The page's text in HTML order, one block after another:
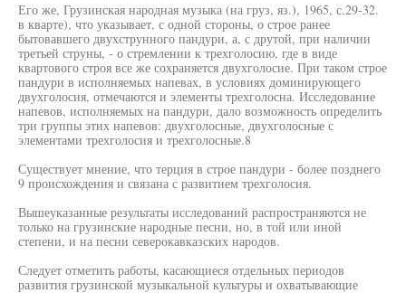
Его же, Грузинская народная музыка (на груз, яз.), 1965, с.29-32.
в кварте), что указывает, с одной стороны, о строе ранее
бытовавшего двухструнного пандури, а, с друтой, при наличии
третьей струны, - о стремлении к трехголосию, где в виде
квартового строя все же сохраняется двухголосие. При таком строе
пандури в исполняемых напевах, в условиях доминирующего
двухголосия, отмечаются и элементы трехголосна. Исследование
напевов, исполняемых на пандури, дало возможность определить
три группы этих напевов: двухголосные, двухголосные с
элементами трехголосия и трехголосные.8
Существует мнение, что терция в строе пандури - более позднего
9 происхождения и связана с развитием трехголосия.
Вышеуказанные результаты исследований распространяются не
только на грузинские народные песни, но, в той или иной
степени, и на песни северокавказских народов.
Следует отметить работы, касающиеся отдельных периодов
развития грузинской музыкальной культуры и охватывающие